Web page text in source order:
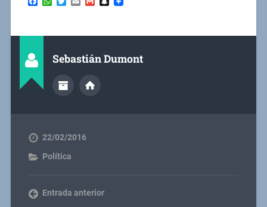
Sebastián Dumont
22/02/2016
Política
Entrada anterior